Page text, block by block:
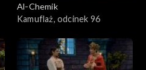
Al-Chemik
Kamuflaż, odcinek 96